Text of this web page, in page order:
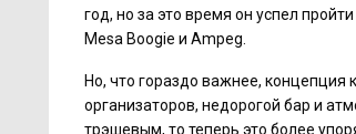
год, но за это время он успел
Mesa Boogie и Ampeg.
Но, что гораздо важнее, концепция
организаторов, недорогой бар и
трэшевым, то теперь это более